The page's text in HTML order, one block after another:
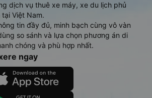
dịch vụ thuê xe máy, xe du lịch phủ
Việt Nam.
tin đầy đủ, minh bạch cùng vô vàn
so sánh và lựa chọn phương án di
chóng và phù hợp nhất.
ngay